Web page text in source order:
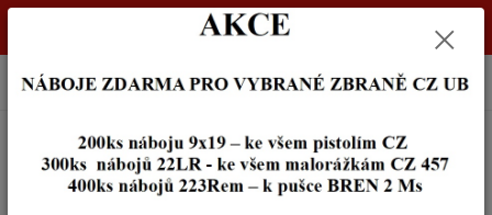
Dostupnost zboží si ověřte na info@zbraneostrava.cz nebo tel.
605056161.
+420 605 056 161 0ks
za 0,00 Kč